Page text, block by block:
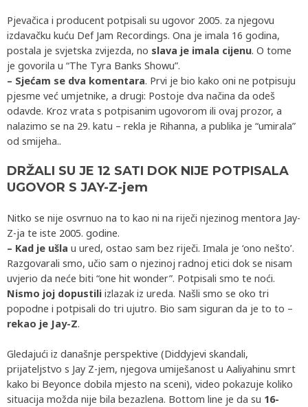
Pjevačica i producent potpisali su ugovor 2005. za njegovu
izdavačku kuću Def Jam Recordings. Ona je imala 16 godina,
postala je svjetska zvijezda, no slava je imala cijenu. O tome
je govorila u “The Tyra Banks Showu”.
– Sjećam se dva komentara. Prvi je bio kako oni ne potpisuju
pjesme već umjetnike, a drugi: Postoje dva načina da odeš
odavde. Kroz vrata s potpisanim ugovorom ili ovaj prozor, a
nalazimo se na 29. katu – rekla je Rihanna, a publika je “umirala”
od smijeha..
DRŽALI SU JE 12 SATI DOK NIJE POTPISALA
UGOVOR S JAY-Z-jem
Nitko se nije osvrnuo na to kao ni na riječi njezinog mentora Jay-
Z-ja te iste 2005. godine.
– Kad je ušla u ured, ostao sam bez riječi. Imala je ‘ono nešto’.
Razgovarali smo, učio sam o njezinoj radnoj etici dok se nisam
uvjerio da neće biti “one hit wonder”. Potpisali smo te noći.
Nismo joj dopustili izlazak iz ureda. Našli smo se oko tri
popodne i potpisali do tri ujutro. Bio sam siguran da je to to –
rekao je Jay-Z.
Gledajući iz današnje perspektive (Diddyjevi skandali,
prijateljstvo s Jay Z-jem, njegova umiješanost u Aaliyahinu smrt
kako bi Beyonce dobila mjesto na sceni), video pokazuje koliko
situacija možda nije bila bezazlena. Bottom line je da su 16-